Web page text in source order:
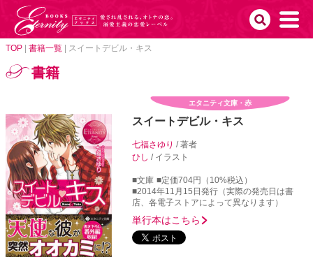
TOP 書籍一覧 スイートデビル・キス
書籍
エタニティ文庫・赤
スイートデビル・キス
七福さゆり/ 著者
ひし / イラスト
■文庫 ■定価704円（10%税込）
■2014年11月15日発行（実際の発売日は書
店、各電子ストアによって異なります）
単行本はこちら